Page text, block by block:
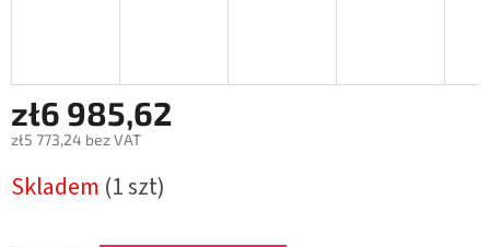
zł6 985,62
zł5 773,24 bez VAT
jednostkowa:
Skladem (1 szt)